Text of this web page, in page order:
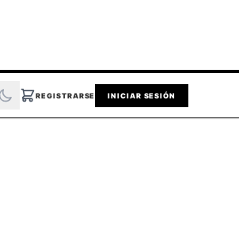
REGISTRARSE INICIAR SESIÓN